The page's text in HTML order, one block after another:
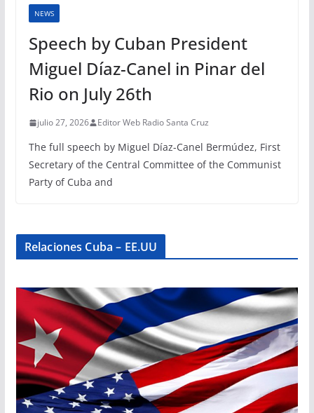
NEWS
Speech by Cuban President
Miguel Díaz-Canel in Pinar del
Rio on July 26th
julio 27, 2026 Editor Web Radio Santa Cruz
The full speech by Miguel Díaz-Canel Bermúdez, First
Secretary of the Central Committee of the Communist
Party of Cuba and
Relaciones Cuba – EE.UU